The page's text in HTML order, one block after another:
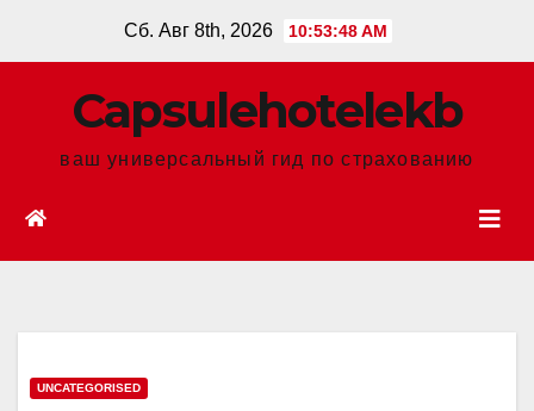
Сб. Авг 8th, 2026 10:53:49 AM
Сapsulehotelekb
ваш универсальный гид по страхованию
UNCATEGORISED